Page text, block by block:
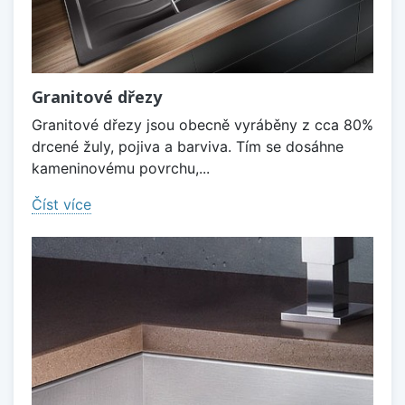
Granitové dřezy
Granitové dřezy jsou obecně vyráběny z cca 80%
drcené žuly, pojiva a barviva. Tím se dosáhne
kameninovému povrchu,...
Číst více